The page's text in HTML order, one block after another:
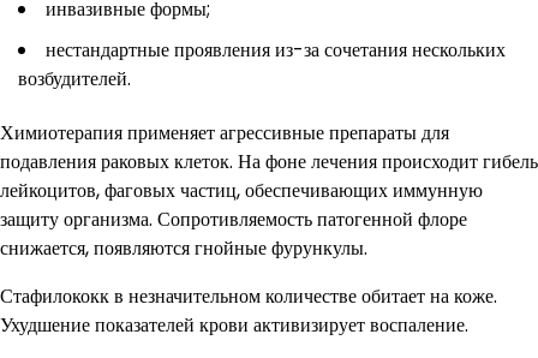
инвазивные формы;
нестандартные проявления из-за сочетания нескольких
возбудителей.
Химиотерапия применяет агрессивные препараты для
подавления раковых клеток. На фоне лечения происходит гибель
лейкоцитов, фаговых частиц, обеспечивающих иммунную
защиту организма. Сопротивляемость патогенной флоре
снижается, появляются гнойные фурункулы.
Стафилококк в незначительном количестве обитает на коже.
Ухудшение показателей крови активизирует воспаление.